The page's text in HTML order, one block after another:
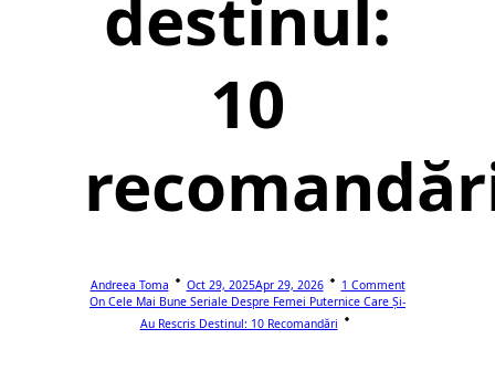
destinul:
10
Andreea Toma Oct 29, 2025Apr 29, 2026
1 Comment
On Cele Mai Bune Seriale Despre Femei Puternice Care Și-
Au Rescris Destinul: 10 Recomandări